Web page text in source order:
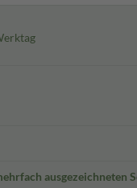
ausgezeichneten